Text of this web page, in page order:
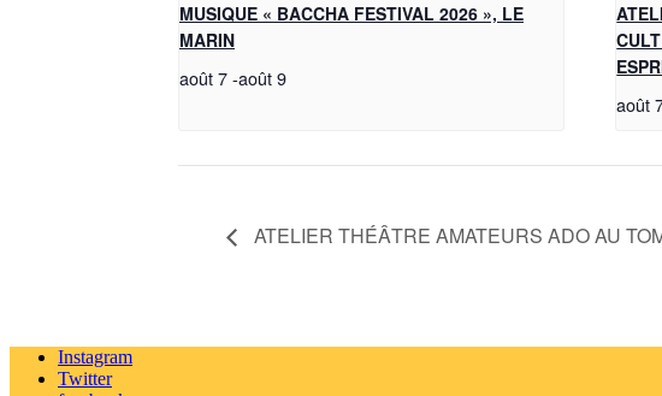
MUSIQUE « BACCHA FESTIVAL 2026 », LE
MARIN
août 7-août 9
août
ATELIER THÉÂTRE AMATEURS ADO AU
Instagram
Twitter